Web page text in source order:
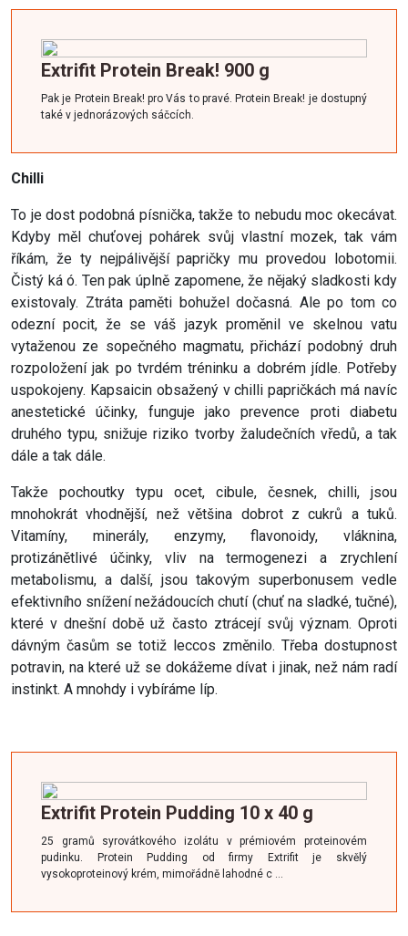
Extrifit Protein Break! 900 g
Pak je Protein Break! pro Vás to pravé. ProteinBreak! je dostupný
také v jednorázových sáčcích.
Chilli
To je dost podobná písnička, takže to nebudu moc okecávat.
Kdyby měl chuťovej pohárek svůj vlastní mozek, tak vám
říkám, že ty nejpálivější papričky mu provedou lobotomii.
Čistý ká ó. Ten pak úplně zapomene, že nějaký sladkosti kdy
existovaly. Ztráta paměti bohužel dočasná. Ale po tom co
odezní pocit, že se váš jazyk proměnil ve skelnou vatu
vytaženou ze sopečného magmatu, přichází podobný druh
rozpoložení jak po tvrdém tréninku a dobrém jídle. Potřeby
uspokojeny. Kapsaicin obsažený v chilli papričkách má navíc
anestetické účinky, funguje jako prevence proti diabetu
druhého typu, snižuje riziko tvorby žaludečních vředů, a tak
dále a tak dále.
Takže pochoutky typu ocet, cibule, česnek, chilli, jsou
mnohokrát vhodnější, než většina dobrot z cukrů a tuků.
Vitamíny, minerály, enzymy, flavonoidy, vláknina,
protizánětlivé účinky, vliv na termogenezi a zrychlení
metabolismu, a další, jsou takovým superbonusem vedle
efektivního snížení nežádoucích chutí (chuť na sladké, tučné),
které v dnešní době už často ztrácejí svůj význam. Oproti
dávným časům se totiž leccos změnilo. Třeba dostupnost
potravin, na které už se dokážeme dívat i jinak, než nám radí
instinkt. A mnohdy i vybíráme líp.
Extrifit Protein Pudding 10 x 40 g
25 gramů syrovátkového izolátu v prémiovém proteinovém
pudinku. Protein Pudding od firmy Extrifit je skvělý
vysokoproteinový krém, mimořádně lahodné c …